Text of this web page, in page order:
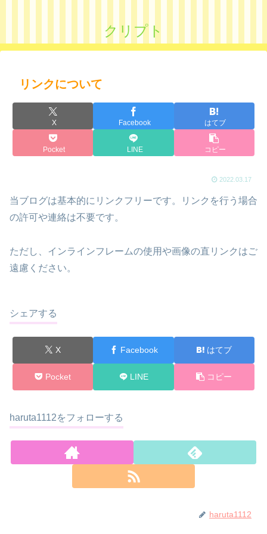
クリプト
リンクについて
X Facebook はてブ
Pocket LINE コピー
2022.03.17
当ブログは基本的にリンクフリーです。リンクを行う場合
の許可や連絡は不要です。
ただし、インラインフレームの使用や画像の直リンクはご
遠慮ください。
シェアする
X Facebook はてブ
Pocket LINE コピー
haruta1112をフォローする
haruta1112